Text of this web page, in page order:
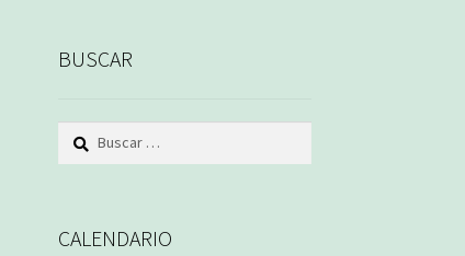
BUSCAR
Buscar:
CALENDARIO